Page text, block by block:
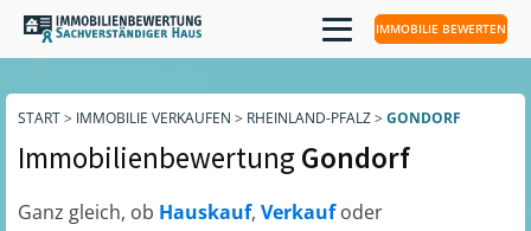
IMMOBILIE BEWERTEN
START> IMMOBILIE VERKAUFEN > RHEINLAND-PFALZ> GONDORF
ImmobilienbewertungGondorf
Ganz gleich, ob Hauskauf, Verkaufoder